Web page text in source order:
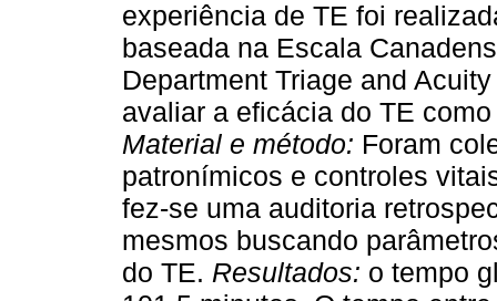
experiência de TE foi
baseada na Escala
Department Triage and
avaliar a eficácia do TE
Material e método: Foram
patronímicos e controles
fez-se uma auditoria
mesmos buscando
do TE. Resultados: o tempo